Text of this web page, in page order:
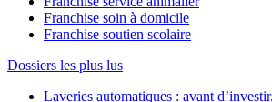
Franchise soin à domicile
Franchise soutien scolaire
Dossiers les plus lus
Laveries automatiques : avant